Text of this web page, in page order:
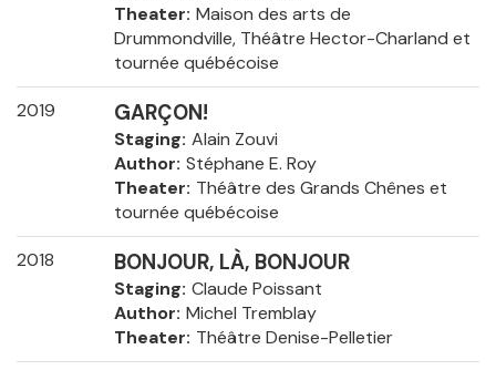
Theater Maison des arts de
Drummondville, Théâtre Hector-Charland et
tournée québécoise
2019 GARÇON!
Staging Alain Zouvi
Author Stéphane E. Roy
Theater Théâtre des Grands Chênes et
tournée québécoise
2018 BONJOUR, LÀ, BONJOUR
Staging Claude Poissant
Author Michel Tremblay
Theater Théâtre Denise-Pelletier